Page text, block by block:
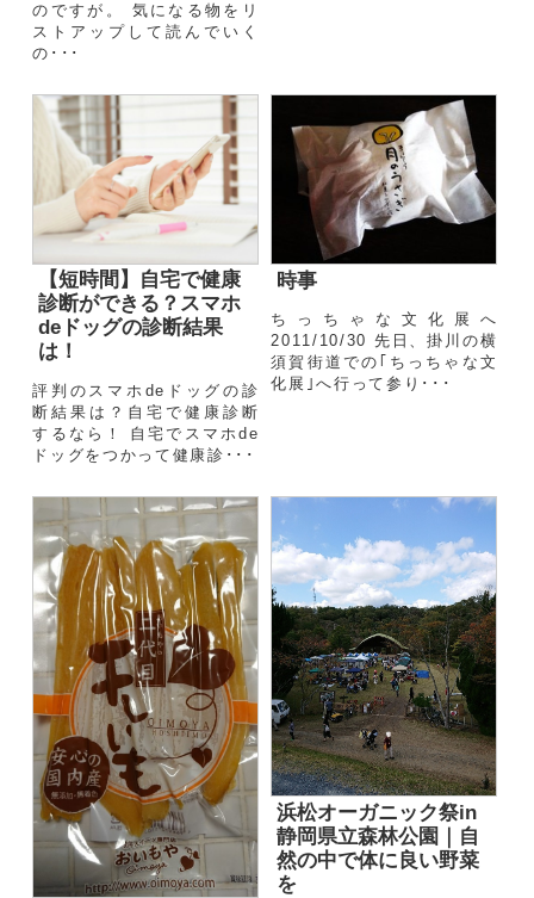
のですが。 気になる物をリ
ストアップして読んでいく
の･･･
【短時間】自宅で健康
診断ができる？スマホ
deドッグの診断結果
は！
評判のスマホdeドッグの診
断結果は？自宅で健康診断
するなら！ 自宅でスマホde
ドッグをつかって健康診･･･
時事
ちっちゃな文化展へ
2011/10/30 先日、掛川の横
須賀街道での｢ちっちゃな文
化展｣へ行って参り･･･
浜松オーガニック祭in
静岡県立森林公園｜自
然の中で体に良い野菜
を